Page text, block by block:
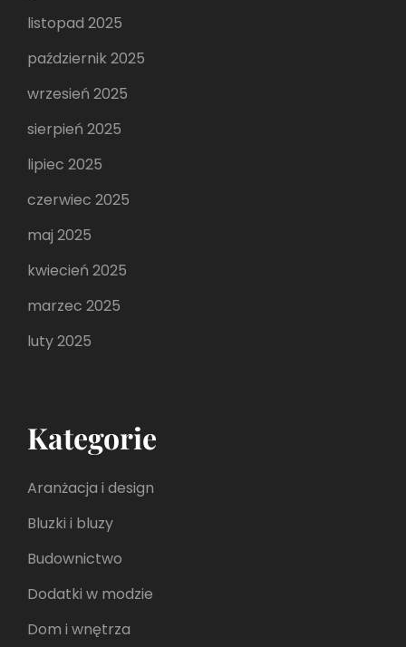
listopad 2025
październik 2025
wrzesień 2025
sierpień 2025
lipiec 2025
czerwiec 2025
maj 2025
kwiecień 2025
marzec 2025
luty 2025
Kategorie
Aranżacja i design
Bluzki i bluzy
Budownictwo
Dodatki w modzie
Dom i wnętrza